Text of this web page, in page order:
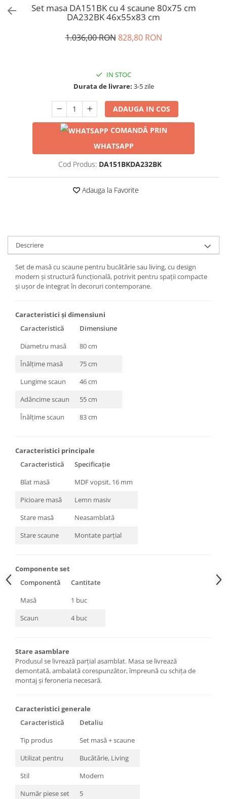
Set masa DA151BK cu 4 scaune 80x75 cm
DA232BK 46x55x83 cm
1.036,00 RON 828,80 RON
IN STOC
Durata de livrare: 3-5 zile
ADAUGA IN COS
COMANDĂ PRIN
WHATSAPP
Cod Produs: DA151BKDA232BK
Adauga la Favorite
Descriere
Set de masă cu scaune pentru bucătărie sau living, cu design
modern și structură funcțională, potrivit pentru spații compacte
și ușor de integrat în decoruri contemporane.
Caracteristici și dimensiuni
Caracteristică
Dimensiune
Diametru masă
80 cm
Înălțime masă
75 cm
Lungime scaun
46 cm
Adâncime scaun
55 cm
Înălțime scaun
83 cm
Caracteristici principale
Caracteristică
Specificație
Blat masă
MDF vopsit, 16 mm
Picioare masă
Lemn masiv
Stare masă
Neasamblată
Stare scaune
Montate parțial
Componente set
Componentă
Cantitate
Masă
1 buc
Scaun
4 buc
Stare asamblare
Produsul se livrează parțial asamblat. Masa se livrează
demontată, ambalată corespunzător, împreună cu schița de
montaj și feroneria necesară.
Caracteristici generale
Caracteristică
Detaliu
Tip produs
Set masă + scaune
Utilizat pentru
Bucătărie, Living
Stil
Modern
Număr piese set
5